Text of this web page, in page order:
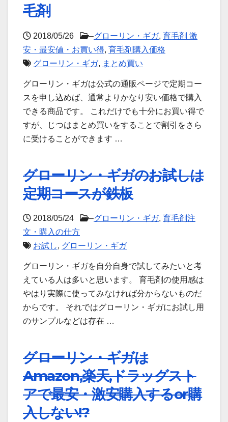
毛剤
2018/05/26 –グローリン・ギガ, 育毛剤 激
安・最安値・お買い得, 育毛剤購入価格
グローリン・ギガ, まとめ買い
グローリン・ギガは公式の通販ページで定期コー
スを申し込めば、通常よりかなり安い価格で購入
できる商品です。 これだけでも十分にお買い得で
すが、じつはまとめ買いをすることで割引をさら
に受けることができます …
グローリン・ギガのお試しは
定期コースが鉄板
2018/05/24 –グローリン・ギガ, 育毛剤注
文・購入の仕方
お試し, グローリン・ギガ
グローリン・ギガを自分自身で試してみたいと考
えている人は多いと思います。 育毛剤の使用感は
やはり実際に使ってみなければ分からないものだ
からです。 それではグローリン・ギガにお試し用
のサンプルなどは存在 …
グローリン・ギガは
Amazon,楽天,ドラッグスト
アで最安・激安購入するor購
入しない!?